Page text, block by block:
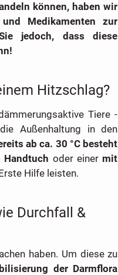
können, haben wir
Medikamenten zur
jedoch, dass diese
Hitzschlag?
Tiere -
Außenhaltung in den
ab ca. 30 °C besteht
Handtuch oder einer mit
Hilfe leisten.
Durchfall &
haben. Um diese zu
der Darmflora